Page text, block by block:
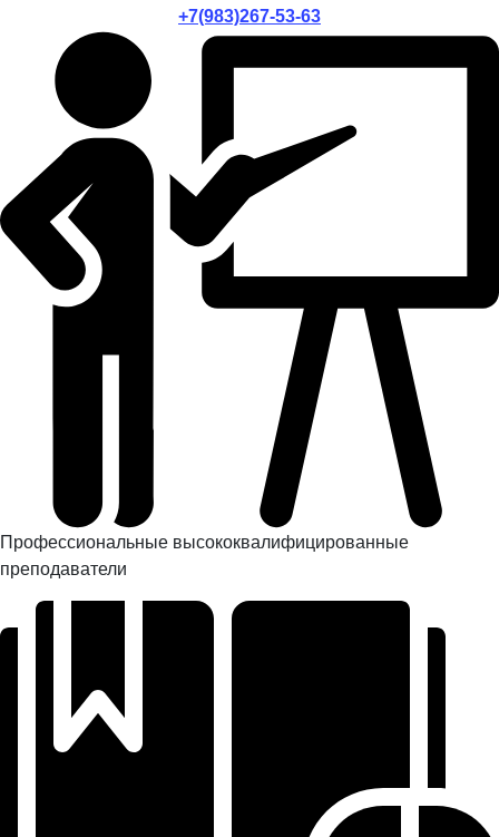
+7(983)267-53-63
Профессиональные высококвалифицированные
преподаватели